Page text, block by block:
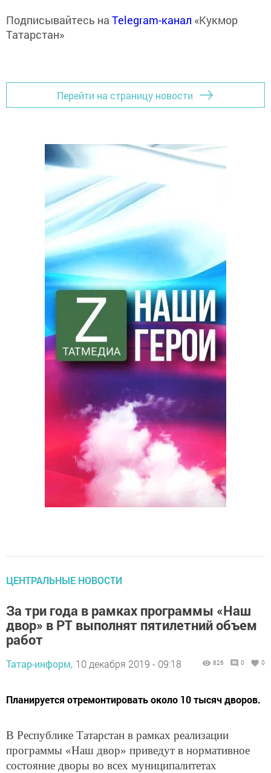
Подписывайтесь на Telegram-канал «Кукмор
Татарстан»
Перейти на страницу новости
ЦЕНТРАЛЬНЫЕ НОВОСТИ
За три года в рамках программы «Наш
двор» в РТ выполнят пятилетний объем
работ
Татар-информ, 10 декабря 2019 - 09:18 826 0 0
Планируется отремонтировать около 10 тысяч дворов.
В Республике Татарстан в рамках реализации
программы «Наш двор» приведут в нормативное
состояние дворы во всех муниципалитетах